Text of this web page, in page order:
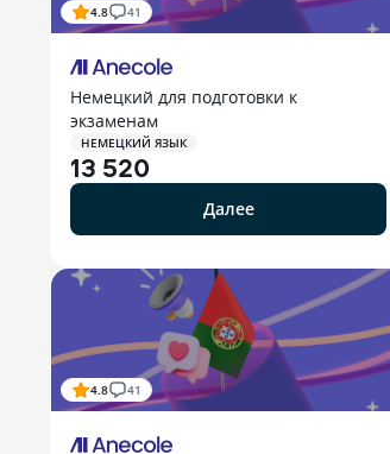
4.8 41
Немецкий для подготовки к
экзаменам
НЕМЕЦКИЙ ЯЗЫК
13 520
Далее
4.8 41